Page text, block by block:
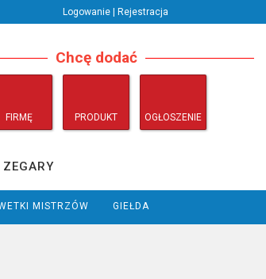
Logowanie | Rejestracja
Chcę dodać
FIRMĘ PRODUKT OGŁOSZENIE
MISTRZÓW GIEŁDA